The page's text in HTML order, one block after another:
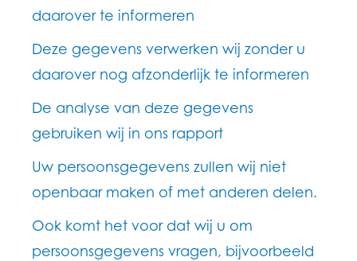
daarover te informeren
Deze gegevens verwerken wij zonder u
daarover nog afzonderlijk te informeren
De analyse van deze gegevens
gebruiken wij in ons rapport
Uw persoonsgegevens zullen wij niet
openbaar maken of met anderen delen.
Ook komt het voor dat wij u om
persoonsgegevens vragen, bijvoorbeeld